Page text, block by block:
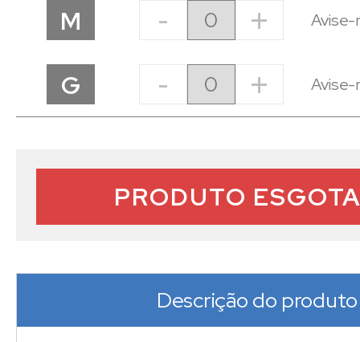
M - + Avise-
G - + Avise-
PRODUTO
Descrição do produto